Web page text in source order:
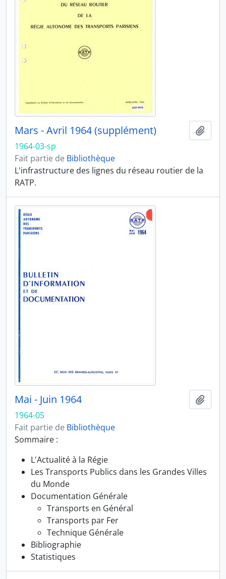
Mars - Avril 1964 (supplément)
1964-03-sp
Fait partie de Bibliothèque
L'infrastructure des lignes du réseau routier de la
RATP.
Mai - Juin 1964
1964-05
Fait partie de Bibliothèque
Sommaire :
L'Actualité à la Régie
Les Transports Publics dans les Grandes Villes
du Monde
Documentation Générale
Transports en Général
Transports par Fer
Technique Générale
Bibliographie
Statistiques